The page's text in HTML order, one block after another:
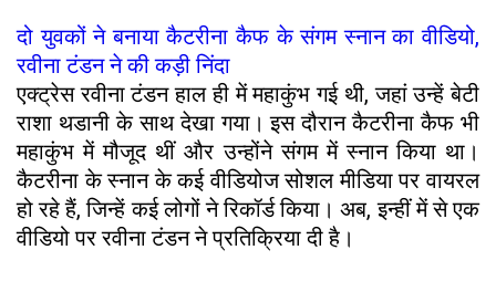
दो युवकों ने बनाया कैटरीना कैफ के संगम स्नान का वीडियो,
रवीना टंडन ने की कड़ी निंदा
एक्ट्रेस रवीना टंडन हाल ही में महाकुंभ गई थी, जहां उन्हें बेटी
राशा थडानी के साथ देखा गया। इस दौरान कैटरीना कैफ भी
महाकुंभ में मौजूद थीं और उन्होंने संगम में स्नान किया था।
कैटरीना के स्नान के कई वीडियोज सोशल मीडिया पर वायरल
हो रहे हैं, जिन्हें कई लोगों ने रिकॉर्ड किया। अब, इन्हीं में से एक
वीडियो पर रवीना टंडन ने प्रतिक्रिया दी है।